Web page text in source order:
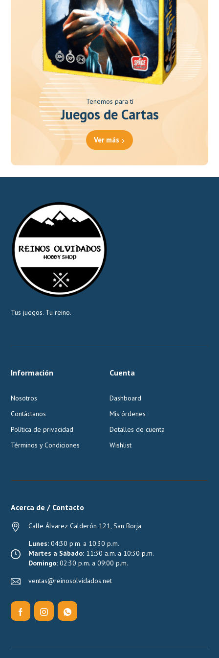
Tenemos para tí
Juegos de Cartas
Ver más
Tus juegos. Tu reino.
Información
Nosotros
Contáctanos
Política de privacidad
Términos y Condiciones
Cuenta
Dashboard
Mis órdenes
Detalles de cuenta
Wishlist
Acerca de / Contacto
Calle Álvarez Calderón 121, San Borja
Lunes: 04:30 p.m. a 10:30 p.m.
Martes a Sábado: 11:30 a.m. a 10:30 p.m.
Domingo: 02:30 p.m. a 09:00 p.m.
ventas@reinosolvidados.net